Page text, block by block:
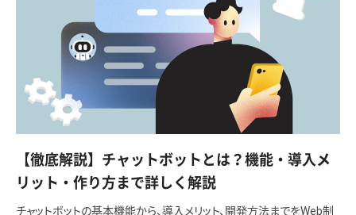
【徹底解説】チャットボットとは？機能・導入メ
リット・作り方まで詳しく解説
チャットボットの基本機能から、導入メリット、開発方法までをWeb制